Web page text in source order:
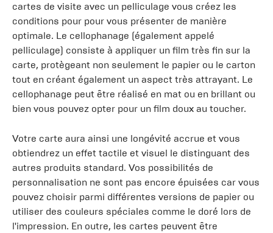
cartes de visite avec un pelliculage vous créez les
conditions pour pour vous présenter de manière
optimale. Le cellophanage (également appelé
pelliculage) consiste à appliquer un film très fin sur la
carte, protègeant non seulement le papier ou le carton
tout en créant également un aspect très attrayant. Le
cellophanage peut être réalisé en mat ou en brillant ou
bien vous pouvez opter pour un film doux au toucher.
Votre carte aura ainsi une longévité accrue et vous
obtiendrez un effet tactile et visuel le distinguant des
autres produits standard. Vos possibilités de
personnalisation ne sont pas encore épuisées car vous
pouvez choisir parmi différentes versions de papier ou
utiliser des couleurs spéciales comme le doré lors de
l'impression. En outre, les cartes peuvent être